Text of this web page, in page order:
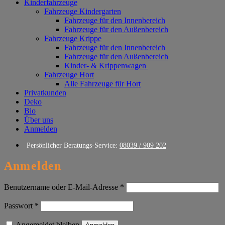
Kinderfahrzeuge
Fahrzeuge Kindergarten
Fahrzeuge für den Innenbereich
Fahrzeuge für den Außenbereich
Fahrzeuge Krippe
Fahrzeuge für den Innenbereich
Fahrzeuge für den Außenbereich
Kinder- & Krippenwagen
Fahrzeuge Hort
Alle Fahrzeuge für Hort
Privatkunden
Deko
Bio
Über uns
Anmelden
Persönlicher Beratungs-Service: 08039 / 909 202
Anmelden
Benutzername oder E-Mail-Adresse *
Passwort *